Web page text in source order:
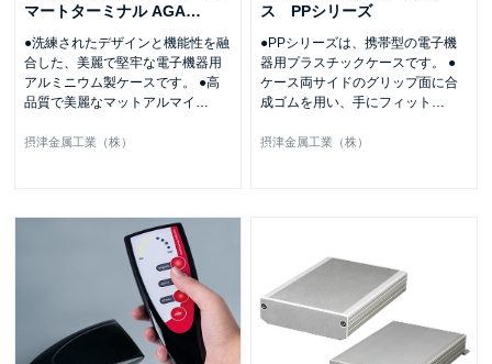
マートターミナル AGA…
●洗練されたデザインと機能性を融
合した、美麗で堅牢な電子機器用
アルミニウム製ケースです。 ●高
品質で美麗なマットアルマイ
摂津金属工業（株）
ス PPシリーズ
●PPシリーズは、携帯型の電子機
器用プラスチックケースです。 ●
ケース両サイドのグリップ面に合
成ゴムを用い、手にフィット
摂津金属工業（株）